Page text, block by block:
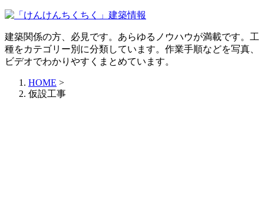
建築関係の方、必見です。あらゆるノウハウが満載です。工
種をカテゴリー別に分類しています。作業手順などを写真、
ビデオでわかりやすくまとめています。
HOME >
仮設工事